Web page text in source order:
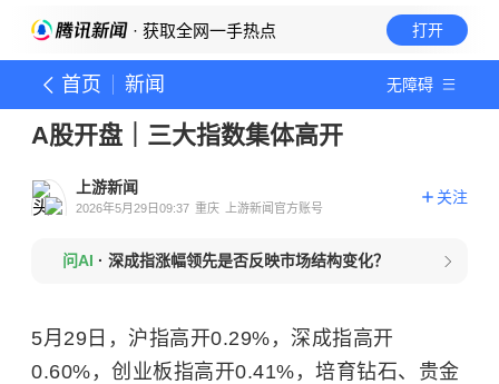
· 获取全网一手热点 打开
首页 新闻 无障碍
A股开盘｜三大指数集体高开
上游新闻
2026年5月29日09:37 重庆 上游新闻官方账号
关注
问AI · 深成指涨幅领先是否反映市场结构变化？
5月29日，沪指高开0.29%，深成指高开
0.60%，创业板指高开0.41%，培育钻石、贵金